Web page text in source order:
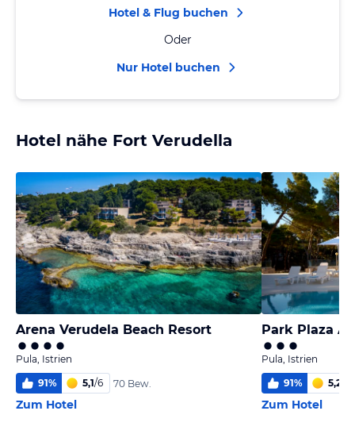
Hotel & Flug buchen
Oder
Nur Hotel buchen
Hotel nähe Fort Verudella
Arena Verudela Beach Resort
Pula, Istrien
91% 5,1/6 70 Bew.
Zum Hotel
Park Plaza
Pula, Istrien
91% 5,2
Zum Hotel